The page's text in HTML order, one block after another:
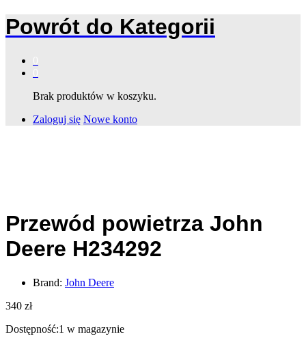
Powrót do Kategorii
Brak produktów w koszyku.
Zaloguj się Nowe konto
Przewód powietrza John
Deere H234292
Brand: John Deere
340 zł
Dostępność:1 w magazynie